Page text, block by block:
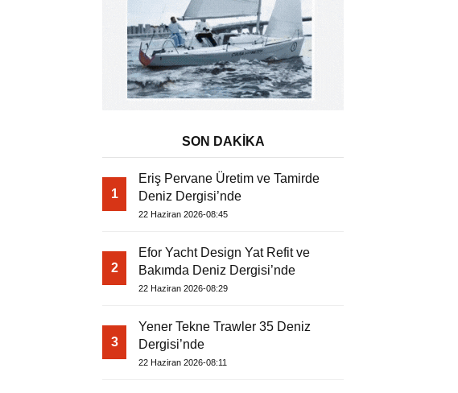
SON DAKİKA
1
Eriş Pervane Üretim ve Tamirde
Deniz Dergisi’nde
22 Haziran 2026-08:45
2
Efor Yacht Design Yat Refit ve
Bakımda Deniz Dergisi’nde
22 Haziran 2026-08:29
3
Yener Tekne Trawler 35 Deniz
Dergisi’nde
22 Haziran 2026-08:11